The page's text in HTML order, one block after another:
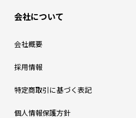
会社について
会社概要
採用情報
特定商取引に基づく表記
個人情報保護方針